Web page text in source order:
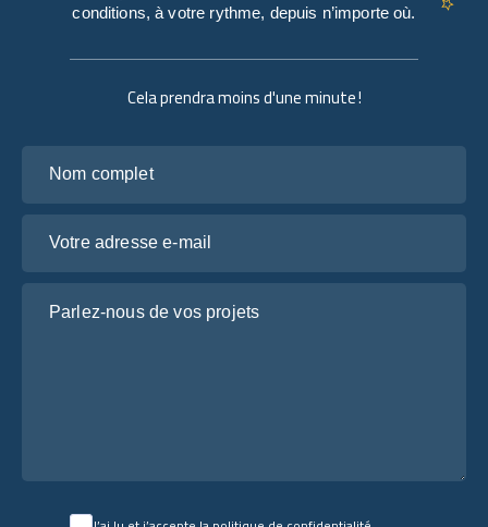
Cela prendra moins d'une minute !
conditions, à votre rythme, depuis n’importe où.